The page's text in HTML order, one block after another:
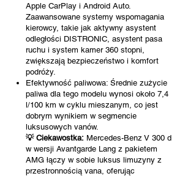
Apple CarPlay i Android Auto.
Zaawansowane systemy wspomagania
kierowcy, takie jak aktywny asystent
odległości DISTRONIC, asystent pasa
ruchu i system kamer 360 stopni,
zwiększają bezpieczeństwo i komfort
podróży.​
Efektywność paliwowa: Średnie zużycie
paliwa dla tego modelu wynosi około 7,4
l/100 km w cyklu mieszanym, co jest
dobrym wynikiem w segmencie
luksusowych vanów. ​
💡 Ciekawostka: Mercedes-Benz V 300 d
w wersji Avantgarde Lang z pakietem
AMG łączy w sobie luksus limuzyny z
przestronnością vana, oferując